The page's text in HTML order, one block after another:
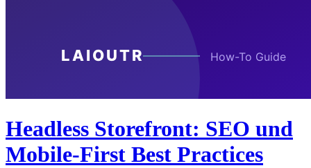
Headless Storefront: SEO und
Mobile-First Best Practices